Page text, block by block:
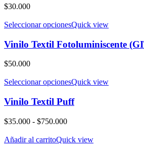
$30.000
Seleccionar opcionesQuick view
Vinilo Textil Fotoluminiscente
$50.000
Seleccionar opcionesQuick view
Vinilo Textil Puff
$35.000 - $750.000Rango
precios:
Añadir al carritoQuick view